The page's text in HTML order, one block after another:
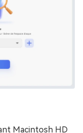
Macintosh HD